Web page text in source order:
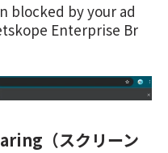
blocked by your ad
Enterprise Br
（スクリーン